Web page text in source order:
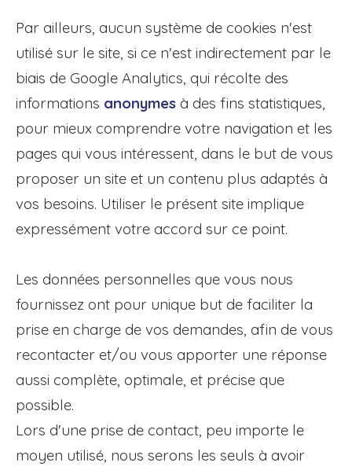
Par ailleurs, aucun système de cookies n'est
utilisé sur le site, si ce n'est indirectement par le
biais de Google Analytics, qui récolte des
informations anonymes à des fins statistiques,
pour mieux comprendre votre navigation et les
pages qui vous intéressent, dans le but de vous
proposer un site et un contenu plus adaptés à
vos besoins. Utiliser le présent site implique
expressément votre accord sur ce point.
Les données personnelles que vous nous
fournissez ont pour unique but de faciliter la
prise en charge de vos demandes, afin de vous
recontacter et/ou vous apporter une réponse
aussi complète, optimale, et précise que
possible.
Lors d'une prise de contact, peu importe le
moyen utilisé, nous serons les seuls à avoir